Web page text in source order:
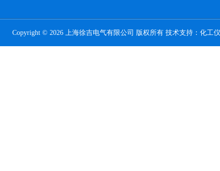
Copyright © 2026 上海徐吉电气有限公司 版权所有 技术支持： 化工